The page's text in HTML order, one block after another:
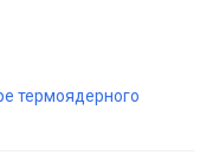
термоядерного